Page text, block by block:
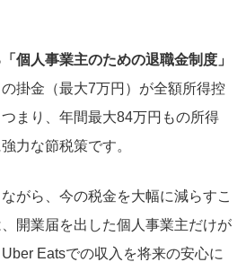
個人事業主のための退職金制度」
掛金（最大7万円）が全額所得控
まり、年間最大84万円もの所得
力な節税策です。
がら、今の税金を大幅に減らすこ
開業届を出した個人事業主だけが
Eatsでの収入を将来の安心に